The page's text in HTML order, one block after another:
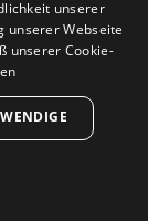
silber
unserer
unserer Webseite
unserer Cookie-